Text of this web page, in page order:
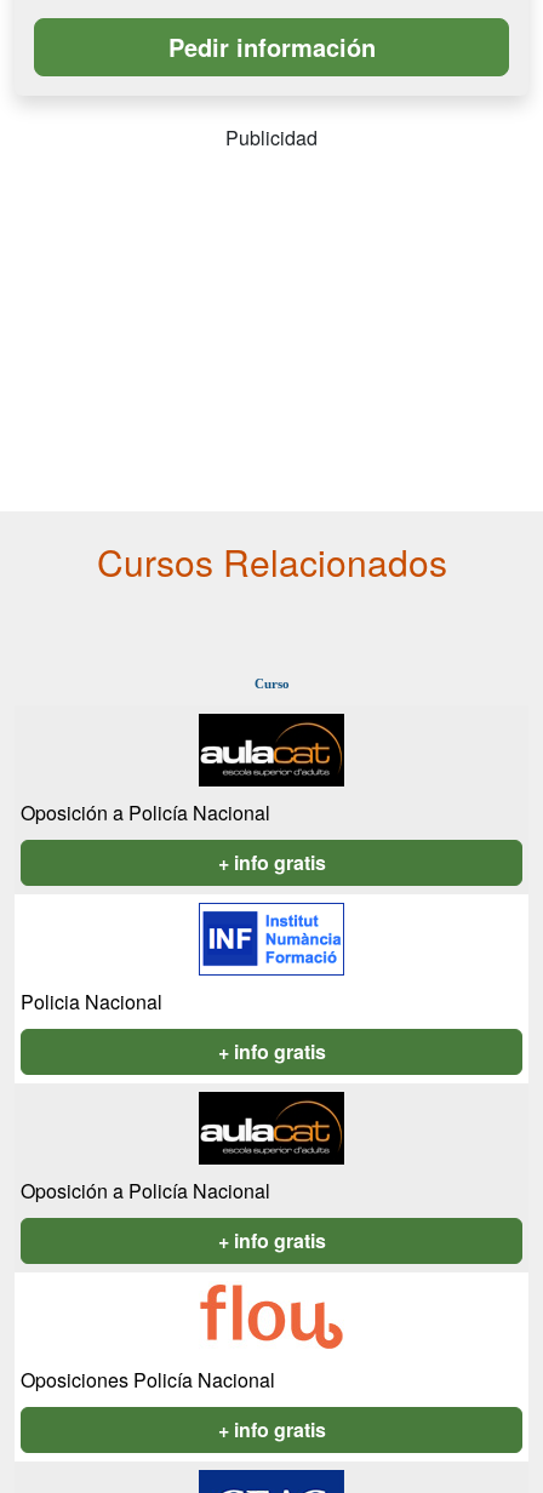
Publicidad
Cursos Relacionados
Curso
Oposición a Policía Nacional
+ info gratis
Policia Nacional
+ info gratis
Oposición a Policía Nacional
+ info gratis
Oposiciones Policía Nacional
+ info gratis